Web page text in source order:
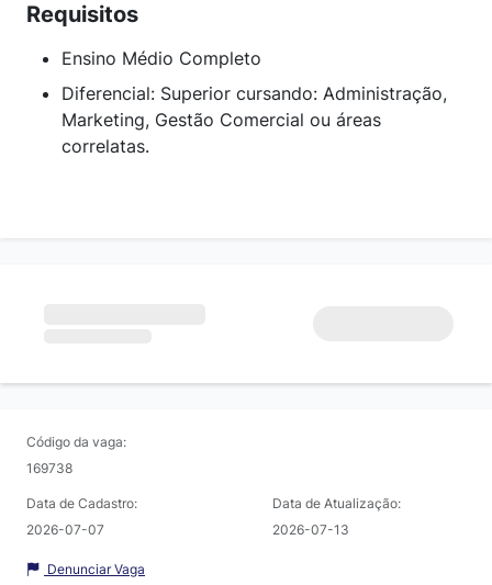
Requisitos
Ensino Médio Completo
Diferencial: Superior cursando: Administração,
Marketing, Gestão Comercial ou áreas
correlatas.
Código da vaga:
169738
Data de Cadastro:
2026-07-07
Data de Atualização:
2026-07-13
Denunciar Vaga